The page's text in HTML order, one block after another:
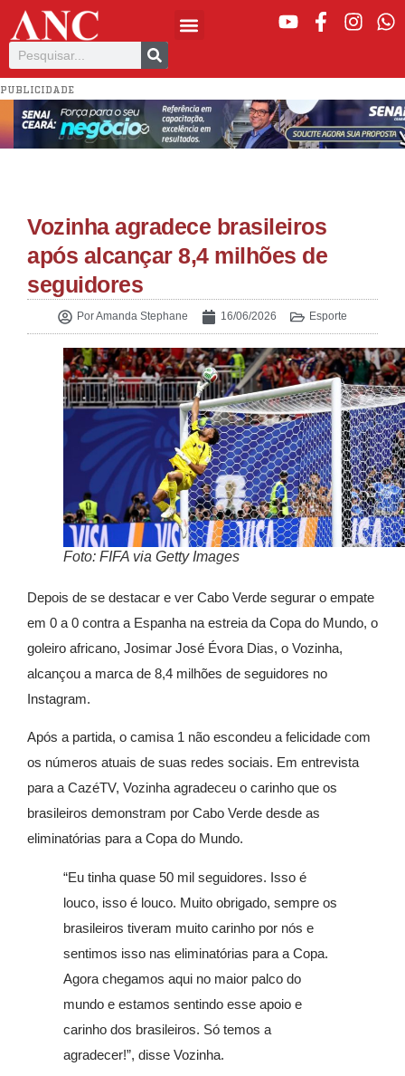
PUBLICIDADE
Vozinha agradece brasileiros
após alcançar 8,4 milhões de
seguidores
PorAmanda Stephane 16/06/2026 Esporte
Foto: FIFA via Getty Images
Depois de se destacar e ver Cabo Verde segurar o empate
em 0 a 0 contra a Espanha na estreia da Copa do Mundo, o
goleiro africano, Josimar José Évora Dias, o Vozinha,
alcançou a marca de 8,4 milhões de seguidores no
Instagram.
Após a partida, o camisa 1 não escondeu a felicidade com
os números atuais de suas redes sociais. Em entrevista
para a CazéTV, Vozinha agradeceu o carinho que os
brasileiros demonstram por Cabo Verde desde as
eliminatórias para a Copa do Mundo.
“Eu tinha quase 50 mil seguidores. Isso é
louco, isso é louco. Muito obrigado, sempre os
brasileiros tiveram muito carinho por nós e
sentimos isso nas eliminatórias para a Copa.
Agora chegamos aqui no maior palco do
mundo e estamos sentindo esse apoio e
carinho dos brasileiros. Só temos a
agradecer!”, disse Vozinha.